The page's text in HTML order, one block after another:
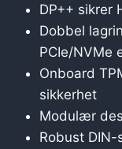
DP++ sikrer
Dobbel
PCIe/NVMe
Onboard
sikkerhet
Modulær
Robust